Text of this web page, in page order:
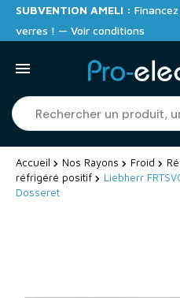
SUBVENTION AMELI :
verres ! — Voir conditions
Accueil Nos Rayons Froid
réfrigéré positif
Liebherr
Dosseret